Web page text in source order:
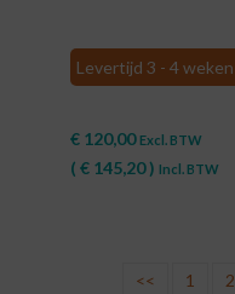
Levertijd 3 - 4 weken
€ 120,00 Excl. BTW
( € 145,20) Incl. BTW
<< 1 2